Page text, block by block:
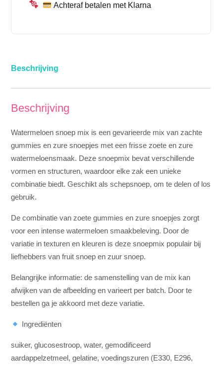
Achteraf betalen met Klarna
Beschrijving
Beschrijving
Watermeloen snoep mix is een gevarieerde mix van zachte
gummies en zure snoepjes met een frisse zoete en zure
watermeloensmaak. Deze snoepmix bevat verschillende
vormen en structuren, waardoor elke zak een unieke
combinatie biedt. Geschikt als schepsnoep, om te delen of los
gebruik.
De combinatie van zoete gummies en zure snoepjes zorgt
voor een intense watermeloen smaakbeleving. Door de
variatie in texturen en kleuren is deze snoepmix populair bij
liefhebbers van fruit snoep en zuur snoep.
Belangrijke informatie: de samenstelling van de mix kan
afwijken van de afbeelding en varieert per batch. Door te
bestellen ga je akkoord met deze variatie.
Ingrediënten
suiker, glucosestroop, water, gemodificeerd
aardappelzetmeel, gelatine, voedingszuren (E330, E296,